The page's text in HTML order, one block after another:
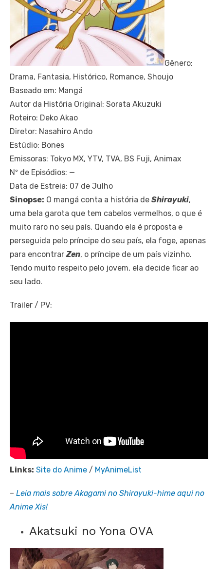
Gênero:
Drama, Fantasia, Histórico, Romance, Shoujo
Baseado em: Mangá
Autor da História Original: Sorata Akuzuki
Roteiro: Deko Akao
Diretor: Nasahiro Ando
Estúdio: Bones
Emissoras: Tokyo MX, YTV, TVA, BS Fuji, Animax
Nº de Episódios: —
Data de Estreia: 07 de Julho
Sinopse: O mangá conta a história de Shirayuki,
uma bela garota que tem cabelos vermelhos, o que é
muito raro no seu país. Quando ela é proposta e
perseguida pelo príncipe do seu país, ela foge, apenas
para encontrarZen, o príncipe de um país vizinho.
Tendo muito respeito pelo jovem, ela decide ficar ao
seu lado.
Trailer / PV:
Links: Site do Anime / MyAnimeList
– Leia mais sobre Akagami no Shirayuki-hime aqui no
Anime Xis!
Akatsuki no Yona OVA